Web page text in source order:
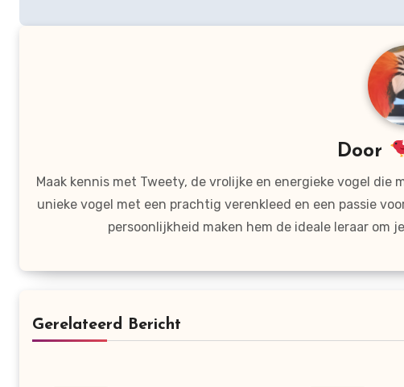
Door
Maak kennis met Tweety, de vrolijke en energieke vogel die
unieke vogel met een prachtig verenkleed en een passie
persoonlijkheid maken hem de ideale leraar om
Gerelateerd Bericht